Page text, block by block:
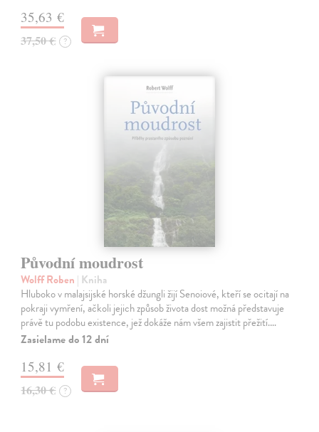
35,63 €
37,50 € ?
Původní moudrost
Wolff Roben | Kniha
Hluboko v malajsijské horské džungli žijí Senoiové, kteří se ocitají na
pokraji vymření, ačkoli jejich způsob života dost možná představuje
právě tu podobu existence, jež dokáže nám všem zajistit přežití.…
Zasielame do 12 dní
15,81 €
16,30 € ?